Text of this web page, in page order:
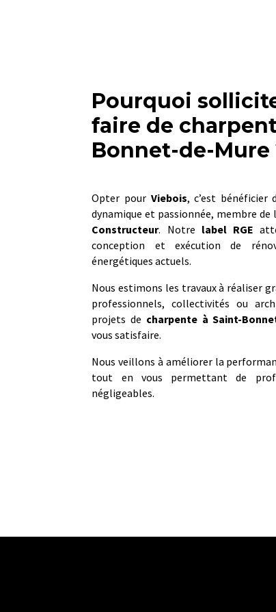
Pourquoi
faire de
Bonnet-de-Mure
Opter pour Viebois, c’est bénéficier
dynamique et passionnée, membre
Constructeur. Notre label RGE
conception et exécution de
énergétiques actuels.
Nous estimons les travaux à réaliser
professionnels, collectivités ou
projets de charpente à Saint-
vous satisfaire.
Nous veillons à améliorer la
tout en vous permettant de
négligeables.